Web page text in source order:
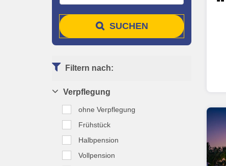
SUCHEN
Filtern nach:
Verpflegung
ohne Verpflegung
Frühstück
Halbpension
Vollpension